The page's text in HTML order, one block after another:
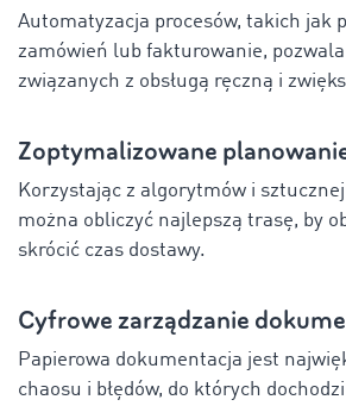
Automatyzacja procesów, takich jak
zamówień lub fakturowanie,
związanych z obsługą ręczną i
Zoptymalizowane
Korzystając z algorytmów i
można obliczyć najlepszą trasę, by
skrócić czas dostawy.
Cyfrowe zarządzanie
Papierowa dokumentacja jest
chaosu i błędów, do których